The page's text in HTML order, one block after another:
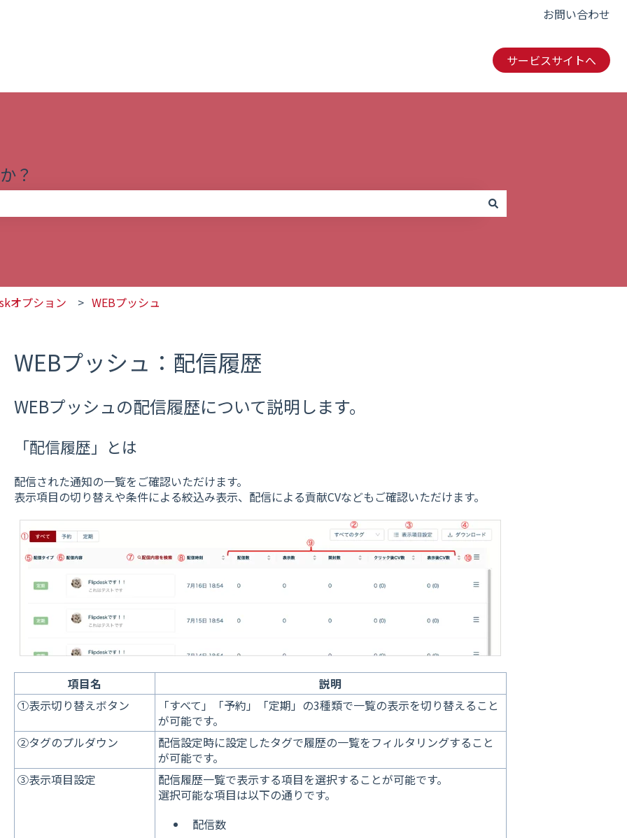
お問い合わせ
サービスサイトへ
？
オプション WEBプッシュ
WEBプッシュ：配信履歴
WEBプッシュの配信履歴について説明します。
「配信履歴」とは
配信された通知の一覧をご確認いただけます。
表示項目の切り替えや条件による絞込み表示、配信による貢献CVなどもご確認いただけます。
項目名
説明
①表示切り替えボタン
「すべて」「予約」「定期」の3種類で一覧の表示を切り替えること
が可能です。
②タグのプルダウン
配信設定時に設定したタグで履歴の一覧をフィルタリングすること
が可能です。
③表示項目設定
配信履歴一覧で表示する項目を選択することが可能です。
選択可能な項目は以下の通りです。
配信数